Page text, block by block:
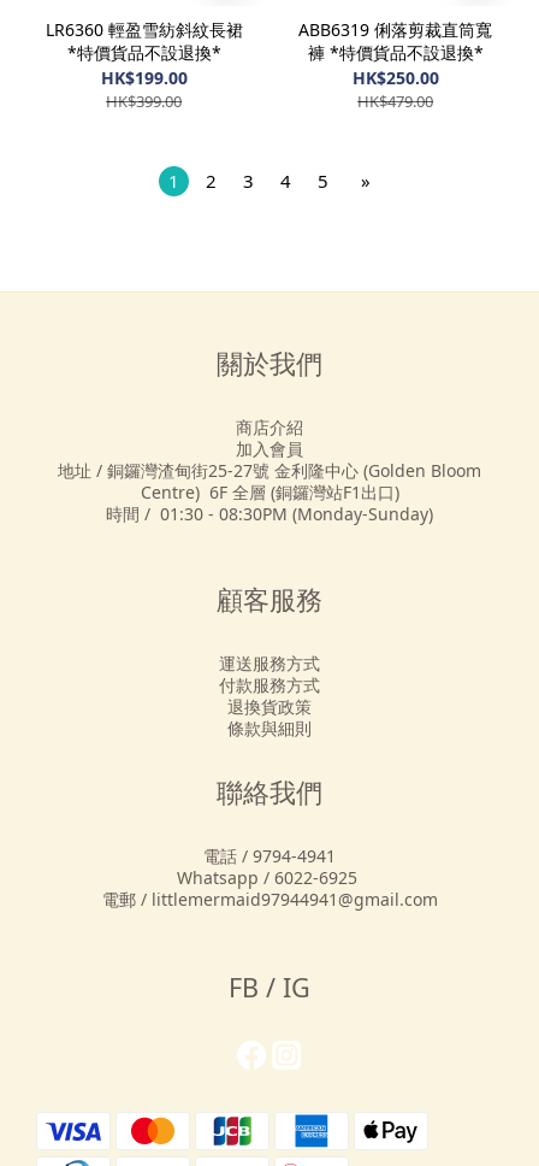
LR6360 輕盈雪紡斜紋長裙
*特價貨品不設退換*
HK$199.00
HK$399.00
ABB6319 俐落剪裁直筒寬
褲 *特價貨品不設退換*
HK$250.00
HK$479.00
1 2 3 4 5 »
關於我們
商店介紹
加入會員
地址 / 銅鑼灣渣甸街25-27號 金利隆中心 (Golden Bloom
Centre) 6F 全層 (銅鑼灣站F1出口)
時間 / 01:30 - 08:30PM (Monday-Sunday)
顧客服務
運送服務方式
付款服務方式
退換貨政策
條款與細則
聯絡我們
電話 / 9794-4941
Whatsapp / 6022-6925
電郵 / littlemermaid97944941@gmail.com
FB / IG